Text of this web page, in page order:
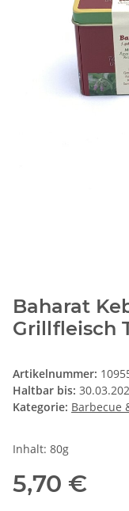
Baharat
Grillfleisch
Artikelnummer:
Haltbar bis:
Kategorie: Barbecue
Inhalt: 80g
5,70 €